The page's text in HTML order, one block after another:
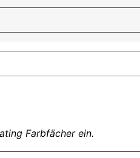
Farbfächer ein.